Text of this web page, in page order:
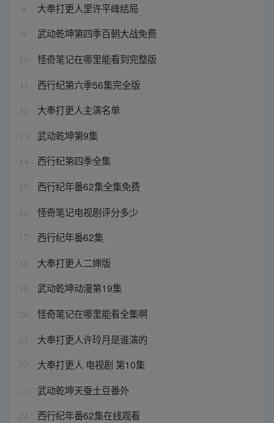
8 大奉打更人里许平峰结局
9 武动乾坤第四季百朝大战免费
10 怪奇笔记在哪里能看到完整版
西行纪第六季56集完全版
12 大奉打更人主演名单
13 武动乾坤第9集
14 西行纪第四季全集
15 西行纪年番62集全集免费
16 怪奇笔记电视剧评分多少
17 西行纪年番62集
18 大奉打更人二婶版
19 武动乾坤动漫第19集
20 怪奇笔记在哪里能看全集啊
21 大奉打更人许玲月是谁演的
22 大奉打更人 电视剧 第10集
23 武动乾坤天蚕土豆番外
24 西行纪年番62集在线观看